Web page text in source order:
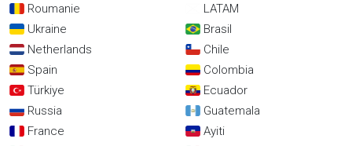
Roumanie
Ukraine
Netherlands
Spain
Türkiye
Russia
France
LATAM
Brasil
Chile
Colombia
Ecuador
Guatemala
Ayiti